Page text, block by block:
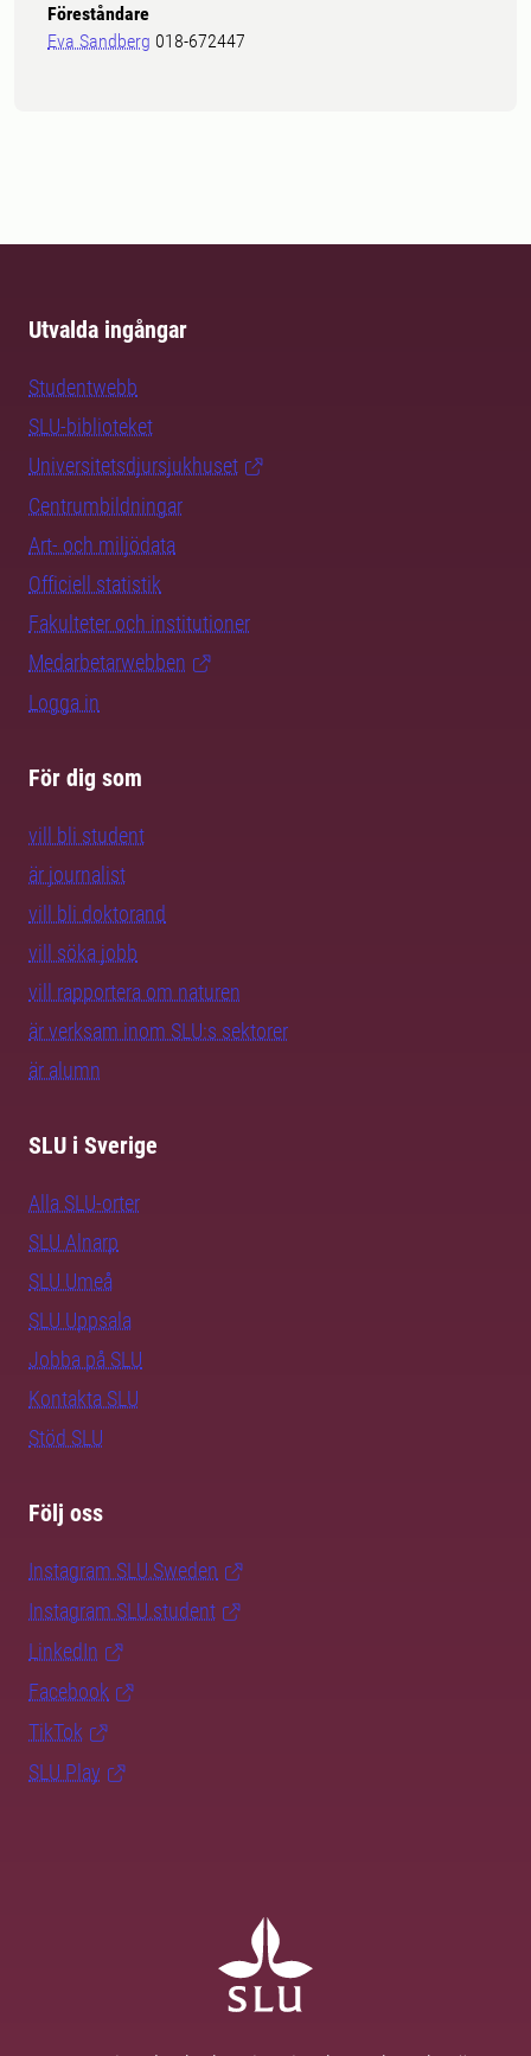
Föreståndare
Eva Sandberg 018-672447
Utvalda ingångar
Studentwebb
SLU-biblioteket
Universitetsdjursjukhuset
Centrumbildningar
Art- och miljödata
Officiell statistik
Fakulteter och institutioner
Medarbetarwebben
Logga in
För dig som
vill bli student
är journalist
vill bli doktorand
vill söka jobb
vill rapportera om naturen
är verksam inom SLU:s sektorer
är alumn
SLU i Sverige
Alla SLU-orter
SLU Alnarp
SLU Umeå
SLU Uppsala
Jobba på SLU
Kontakta SLU
Stöd SLU
Följ oss
Instagram SLU.Sweden
Instagram SLU.student
LinkedIn
Facebook
TikTok
SLU Play